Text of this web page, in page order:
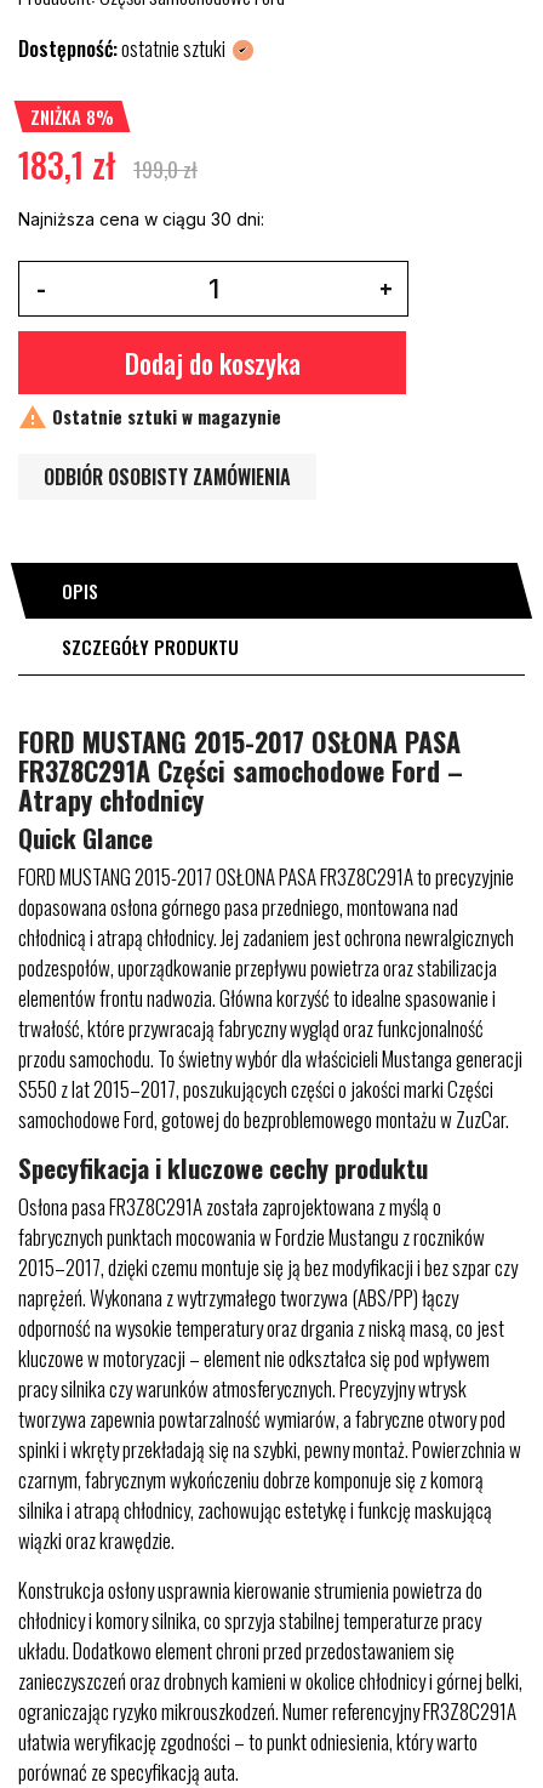
Dostępność:ostatnie sztuki
ZNIŻKA 8%
183,1 zł 199,0 zł
Najniższa cena w ciągu 30 dni:
Dodaj do koszyka
 Ostatnie sztuki w magazynie
ODBIÓR OSOBISTY ZAMÓWIENIA
OPIS
SZCZEGÓŁY PRODUKTU
FORD MUSTANG 2015-2017 OSŁONA PASA
FR3Z8C291A Części samochodowe Ford –
Atrapy chłodnicy
Quick Glance
FORD MUSTANG 2015-2017 OSŁONA PASA FR3Z8C291A to precyzyjnie
dopasowana osłona górnego pasa przedniego, montowana nad
chłodnicą i atrapą chłodnicy. Jej zadaniem jest ochrona newralgicznych
podzespołów, uporządkowanie przepływu powietrza oraz stabilizacja
elementów frontu nadwozia. Główna korzyść to idealne spasowanie i
trwałość, które przywracają fabryczny wygląd oraz funkcjonalność
przodu samochodu. To świetny wybór dla właścicieli Mustanga generacji
S550 z lat 2015–2017, poszukujących części o jakości marki Części
samochodowe Ford, gotowej do bezproblemowego montażu w ZuzCar.
Specyfikacja i kluczowe cechy produktu
Osłona pasa FR3Z8C291A została zaprojektowana z myślą o
fabrycznych punktach mocowania w Fordzie Mustangu z roczników
2015–2017, dzięki czemu montuje się ją bez modyfikacji i bez szpar czy
naprężeń. Wykonana z wytrzymałego tworzywa (ABS/PP) łączy
odporność na wysokie temperatury oraz drgania z niską masą, co jest
kluczowe w motoryzacji – element nie odkształca się pod wpływem
pracy silnika czy warunków atmosferycznych. Precyzyjny wtrysk
tworzywa zapewnia powtarzalność wymiarów, a fabryczne otwory pod
spinki i wkręty przekładają się na szybki, pewny montaż. Powierzchnia w
czarnym, fabrycznym wykończeniu dobrze komponuje się z komorą
silnika i atrapą chłodnicy, zachowując estetykę i funkcję maskującą
wiązki oraz krawędzie.
Konstrukcja osłony usprawnia kierowanie strumienia powietrza do
chłodnicy i komory silnika, co sprzyja stabilnej temperaturze pracy
układu. Dodatkowo element chroni przed przedostawaniem się
zanieczyszczeń oraz drobnych kamieni w okolice chłodnicy i górnej belki,
ograniczając ryzyko mikrouszkodzeń. Numer referencyjny FR3Z8C291A
ułatwia weryfikację zgodności – to punkt odniesienia, który warto
porównać ze specyfikacją auta.